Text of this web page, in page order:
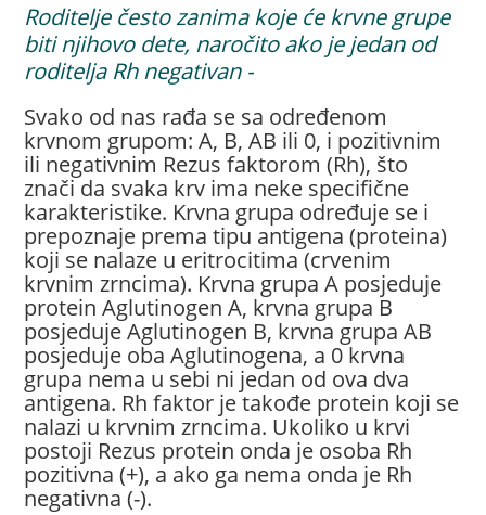
Roditelje često zanima koje će krvne grupe
biti njihovo dete, naročito ako je jedan od
roditelja Rh negativan -
Svako od nas rađa se sa određenom
krvnom grupom: A, B, AB ili 0, i pozitivnim
ili negativnim Rezus faktorom (Rh), što
znači da svaka krv ima neke specifične
karakteristike. Krvna grupa određuje se i
prepoznaje prema tipu antigena (proteina)
koji se nalaze u eritrocitima (crvenim
krvnim zrncima). Krvna grupa A posjeduje
protein Aglutinogen A, krvna grupa B
posjeduje Aglutinogen B, krvna grupa AB
posjeduje oba Aglutinogena, a 0 krvna
grupa nema u sebi ni jedan od ova dva
antigena. Rh faktor je takođe protein koji se
nalazi u krvnim zrncima. Ukoliko u krvi
postoji Rezus protein onda je osoba Rh
pozitivna (+), a ako ga nema onda je Rh
negativna (-).